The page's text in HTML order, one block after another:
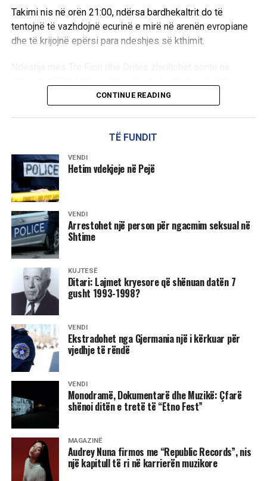
Takimi nis në orën 21:00, ndërsa bardhekaltrit do të
tentojnë të vazhdojnë ecurinë e mirë në arenën evropiane
dhe të krijojnë epërsi para ndeshjes së kthimit.
D.L
CONTINUE READING
TË FUNDIT
VENDI
Hetim vdekjeje në Pejë
VENDI
Arrestohet një person për ngacmim seksual në
Shtime
KUJTESË
Ditari: Lajmet kryesore që shënuan datën 7
gusht 1993-1998?
VENDI
Ekstradohet nga Gjermania një i kërkuar për
vjedhje të rëndë
VENDI
Monodramë, Dokumentarë dhe Muzikë: Çfarë
shënoi ditën e tretë të “Etno Fest”
MAGAZINË
Audrey Nuna firmos me “Republic Records”, nis
një kapitull të ri në karrierën muzikore